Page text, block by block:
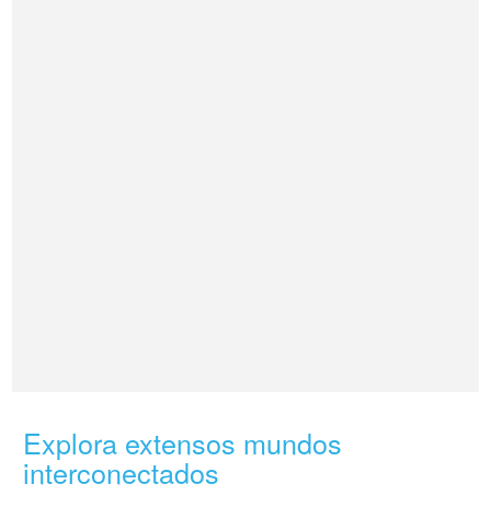
Explora extensos mundos
interconectados